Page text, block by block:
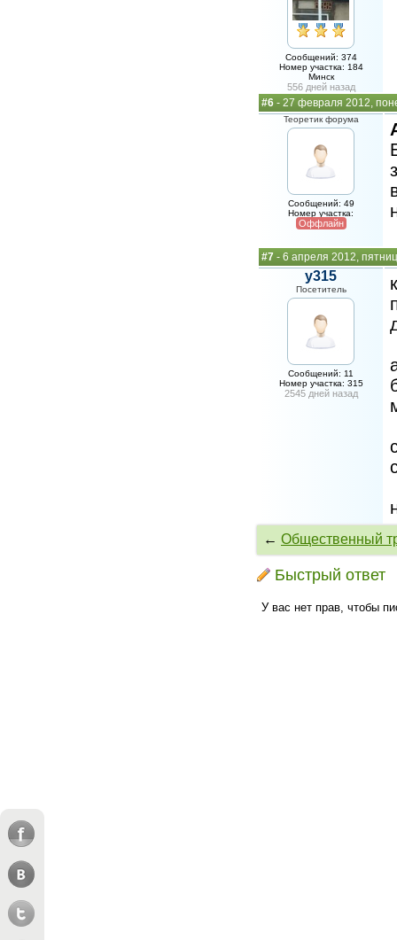
Сообщений: 374
Номер участка: 184
Минск
556 дней назад
#6 - 27 февраля 2012,
Теоретик форума
Сообщений: 49
Номер участка:
Оффлайн
#7 - 6 апреля 2012,
y315
Посетитель
Сообщений: 11
Номер участка: 315
2545 дней назад
← Общественный
Быстрый ответ
У вас нет прав, чтобы